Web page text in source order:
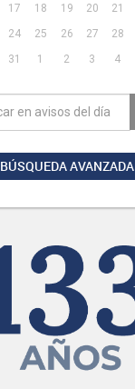
17 18 19 20 21
24 25 26 27 28
31 1 2 3 4
BÚSQUEDA AVANZADA